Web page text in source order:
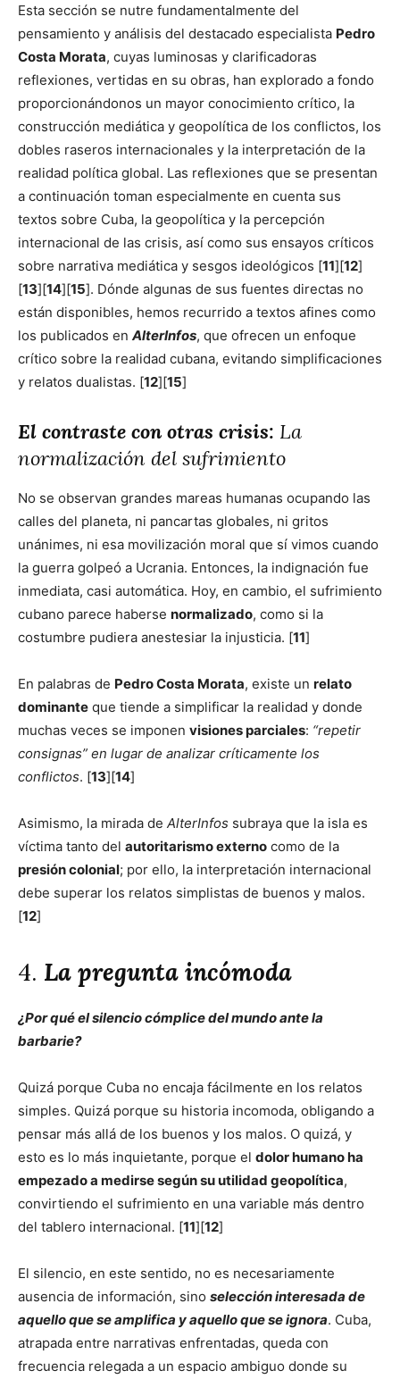
Esta sección se nutre fundamentalmente del
pensamiento y análisis del destacado especialista Pedro
Costa Morata, cuyas luminosas y clarificadoras
reflexiones, vertidas en su obras, han explorado a fondo
proporcionándonos un mayor conocimiento crítico, la
construcción mediática y geopolítica de los conflictos, los
dobles raseros internacionales y la interpretación de la
realidad política global. Las reflexiones que se presentan
a continuación toman especialmente en cuenta sus
textos sobre Cuba, la geopolítica y la percepción
internacional de las crisis, así como sus ensayos críticos
sobre narrativa mediática y sesgos ideológicos [11][12]
[13][14][15]. Dónde algunas de sus fuentes directas no
están disponibles, hemos recurrido a textos afines como
los publicados en AlterInfos, que ofrecen un enfoque
crítico sobre la realidad cubana, evitando simplificaciones
y relatos dualistas. [12][15]
El contraste con otras crisis: La
normalización del sufrimiento
No se observan grandes mareas humanas ocupando las
calles del planeta, ni pancartas globales, ni gritos
unánimes, ni esa movilización moral que sí vimos cuando
la guerra golpeó a Ucrania. Entonces, la indignación fue
inmediata, casi automática. Hoy, en cambio, el sufrimiento
cubano parece haberse normalizado, como si la
costumbre pudiera anestesiar la injusticia. [11]
En palabras de Pedro Costa Morata, existe un relato
dominante que tiende a simplificar la realidad y donde
muchas veces se imponen visiones parciales: “repetir
consignas” en lugar de analizar críticamente los
conflictos. [13][14]
Asimismo, la mirada de AlterInfos subraya que la isla es
víctima tanto del autoritarismo externo como de la
presión colonial; por ello, la interpretación internacional
debe superar los relatos simplistas de buenos y malos.
[12]
4. La pregunta incómoda
¿Por qué el silencio cómplice del mundo ante la
barbarie?
Quizá porque Cuba no encaja fácilmente en los relatos
simples. Quizá porque su historia incomoda, obligando a
pensar más allá de los buenos y los malos. O quizá, y
esto es lo más inquietante, porque el dolor humano ha
empezado a medirse según su utilidad geopolítica,
convirtiendo el sufrimiento en una variable más dentro
del tablero internacional. [11][12]
El silencio, en este sentido, no es necesariamente
ausencia de información, sino selección interesada de
aquello que se amplifica y aquello que se ignora. Cuba,
atrapada entre narrativas enfrentadas, queda con
frecuencia relegada a un espacio ambiguo donde su